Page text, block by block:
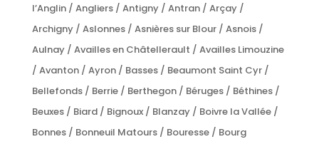
l’Anglin / Angliers / Antigny / Antran / Arçay /
Archigny / Aslonnes / Asnières sur Blour / Asnois /
Aulnay / Availles en Châtellerault / Availles Limouzine
/ Avanton / Ayron / Basses / Beaumont Saint Cyr /
Bellefonds / Berrie / Berthegon / Béruges / Béthines /
Beuxes / Biard / Bignoux / Blanzay / Boivre la Vallée /
Bonnes / Bonneuil Matours / Bouresse / Bourg